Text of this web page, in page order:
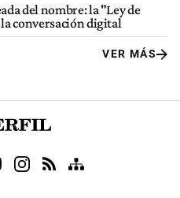
del nombre: la "Ley de
conversación digital
VER MÁS